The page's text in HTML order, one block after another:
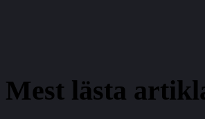
Mest lästa